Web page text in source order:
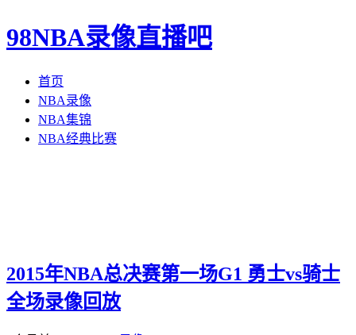
98NBA录像直播吧
首页
NBA录像
NBA集锦
NBA经典比赛
2015年NBA总决赛第一场G1 勇士vs骑士
全场录像回放